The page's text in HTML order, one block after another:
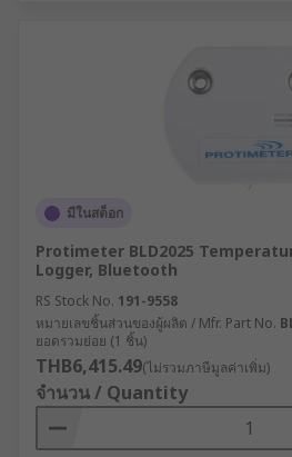
มีในสต็อก
Protimeter BLD2025
Logger, Bluetooth
RS Stock No. 191-9558
หมายเลขชิ้นส่วนของผู้ผลิต / Mfr. Part No.
ยอดรวมย่อย (1 ชิ้น)
THB6,415.49(ไม่รวมภาษีมูลค่าเพิ่ม)
จำนวน / Quantity